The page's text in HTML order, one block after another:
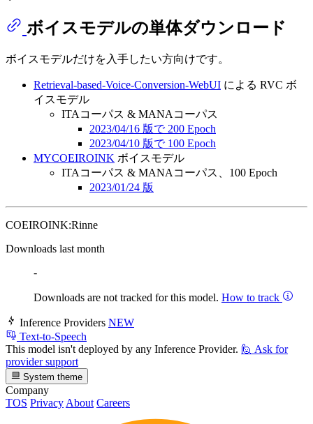
ボイスモデルの単体ダウンロード
ボイスモデルだけを入手したい方向けです。
Retrieval-based-Voice-Conversion-WebUI による RVC ボ
イスモデル
ITAコーパス & MANAコーパス
2023/04/16 版で 200 Epoch
2023/04/10 版で 100 Epoch
MYCOEIROINK ボイスモデル
ITAコーパス & MANAコーパス、100 Epoch
2023/01/24 版
COEIROINK:Rinne
Downloads last month
-
Downloads are not tracked for this model. How to track
Inference Providers NEW
Text-to-Speech
This model isn't deployed by any Inference Provider. 🙋 Ask for
provider support
System theme
Company
TOS Privacy About Careers